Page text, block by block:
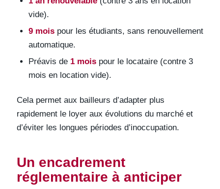
vide).
9 moispour les étudiants, sans renouvellement
automatique.
Préavis de 1 moispour le locataire (contre 3
mois en location vide).
Cela permet aux bailleurs d’adapter plus
rapidement le loyer aux évolutions du marché et
d’éviter les longues périodes d’inoccupation.
Un encadrement
réglementaire à anticiper